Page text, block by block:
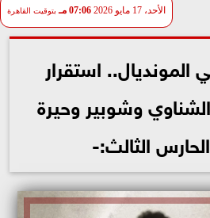
الأحد، 17 مايو 2026 07:06 مـ بتوقيت القاهرة
استقرار
وشوبير وحيرة
الثالث:-